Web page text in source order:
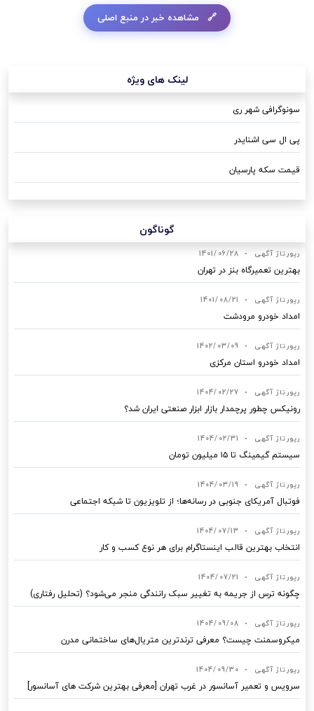
مشاهده خبر در منبع اصلی
لینک های ویژه
سونوگرافی شهر ری
پی ال سی اشنایدر
قیمت سکه پارسیان
گوناگون
رپورتاژ آگهی •
1401/06/28
بهترین تعمیرگاه بنز در تهران
رپورتاژ آگهی •
1401/08/21
امداد خودرو مرودشت
رپورتاژ آگهی •
1402/03/09
امداد خودرو استان مرکزی
رپورتاژ آگهی •
1404/02/27
رونیکس چطور پرچمدار بازار ابزار صنعتی ایران شد؟
رپورتاژ آگهی •
1404/02/31
سیستم گیمینگ تا ۱۵ میلیون تومان
رپورتاژ آگهی •
1404/03/19
فوتبال آمریکای جنوبی در رسانه‌ها؛ از تلویزیون تا شبکه اجتماعی
رپورتاژ آگهی •
1404/07/13
انتخاب بهترین قالب‌ اینستاگرام برای هر نوع کسب‌ و کار
رپورتاژ آگهی •
1404/07/21
چگونه ترس از جریمه به تغییر سبک رانندگی منجر می‌شود؟ (تحلیل رفتاری)
رپورتاژ آگهی •
1404/09/08
میکروسمنت چیست؟ معرفی ترندترین متریال‌های ساختمانی مدرن
رپورتاژ آگهی •
1404/09/30
سرویس و تعمیر آسانسور در غرب تهران [معرفی بهترین شرکت های آسانسور]